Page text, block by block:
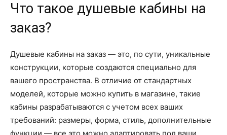
Что такое душевые кабины на
заказ?
Душевые кабины на заказ — это, по сути, уникальные
конструкции, которые создаются специально для
вашего пространства. В отличие от стандартных
моделей, которые можно купить в магазине, такие
кабины разрабатываются с учетом всех ваших
требований: размеры, форма, стиль, дополнительные